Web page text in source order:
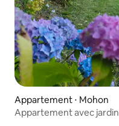
Appartement ⋅ Mohon
Appartement avec jardin